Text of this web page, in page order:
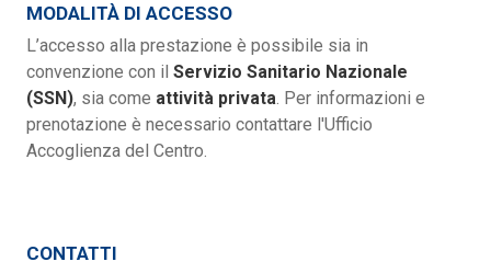
MODALITÀ DI ACCESSO
L’accesso alla prestazione è possibile sia in
convenzione con il Servizio Sanitario Nazionale
(SSN), sia come attività privata . Per informazioni e
prenotazione è necessario contattare l'Ufficio
Accoglienza del Centro.
CONTATTI